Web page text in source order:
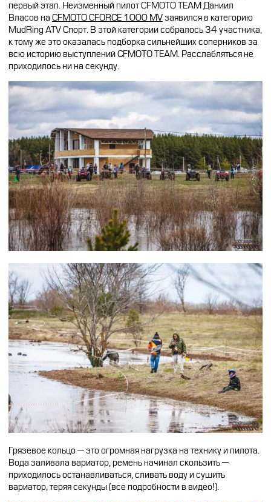
первый этап. Неизменный пилот CFMOTO TEAM Даниил
Власов на CFMOTO CFORCE 1000 MVзаявился в категорию
MudRing ATV Спорт. В этой категории собралось 34 участника,
к тому же это оказалась подборка сильнейших соперников за
всю историю выступлений CFMOTO TEAM. Расслабляться не
приходилось ни на секунду.
Грязевое кольцо — это огромная нагрузка на технику и пилота.
Вода заливала вариатор, ремень начинал скользить —
приходилось останавливаться, сливать воду и сушить
вариатор, теряя секунды (все подробности в видео!).